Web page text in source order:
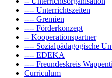
---- Unterrichtszeiten
---- Gremien
---- Förderkonzept
-- Kooperationspartner
---- Sozialpädagogische
---- EDEKA
---- Freundeskreis
Curriculum